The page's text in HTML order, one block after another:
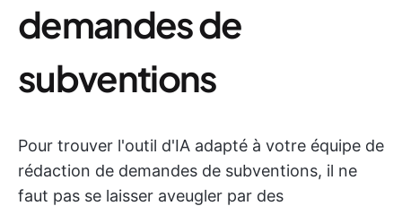
demandes de
subventions
Pour trouver l'outil d'IA adapté à votre équipe de
rédaction de demandes de subventions, il ne
faut pas se laisser aveugler par des